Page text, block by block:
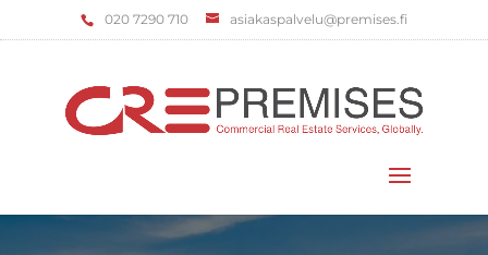
‌020 7290 710 asiakaspalvelu@premises.fi